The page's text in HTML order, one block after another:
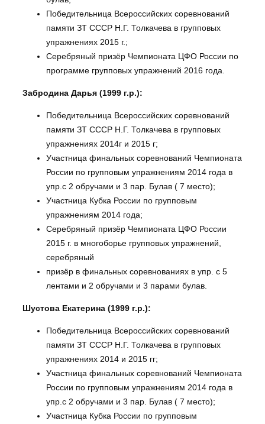
Победительница Всероссийских соревнований
памяти ЗТ СССР Н.Г. Толкачева в групповых
упражнениях 2015 г.;
Серебряный призёр Чемпионата ЦФО России по
программе групповых упражнений 2016 года.
Забродина Дарья (1999 г.р.):
Победительница Всероссийских соревнований
памяти ЗТ СССР Н.Г. Толкачева в групповых
упражнениях 2014г и 2015 г;
Участница финальных соревнований Чемпионата
России по групповым упражнениям 2014 года в
упр.с 2 обручами и 3 пар. Булав ( 7 место);
Участница Кубка России по групповым
упражнениям 2014 года;
Серебряный призёр Чемпионата ЦФО России
2015 г. в многоборье групповых упражнений,
серебряный
призёр в финальных соревнованиях в упр. с 5
лентами и 2 обручами и 3 парами булав.
Шустова Екатерина (1999 г.р.):
Победительница Всероссийских соревнований
памяти ЗТ СССР Н.Г. Толкачева в групповых
упражнениях 2014 и 2015 гг;
Участница финальных соревнований Чемпионата
России по групповым упражнениям 2014 года в
упр.с 2 обручами и 3 пар. Булав ( 7 место);
Участница Кубка России по групповым